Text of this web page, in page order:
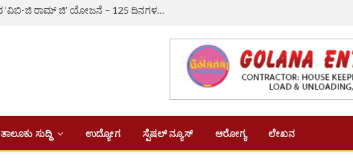
ಔರಾದ್: ಗ್ರಾಮೀಣ ಬದುಕಿಗೆ ಆಸರೆಯಾದ ‘ವಿಬಿ-ಜಿ ರಾಮ್ ಜಿ’ ಯೋಜನೆ – 125 ದಿನಗಳ ಉದ್ಯೋಗ, ದಿನಗೂಲಿ ₹382ಕ್ಕೆ ಏರಿಕೆ
ತಾಲೂಕು ಸುದ್ದಿ ಉದ್ಯೋಗ ಸ್ಪೆಷಲ್ ನ್ಯೂಸ್ ಆರೋಗ್ಯ ಲೇಖನ